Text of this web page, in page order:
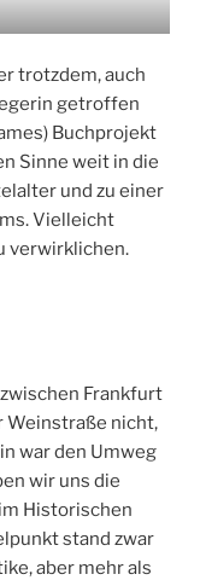
trotzdem, auch
getroffen
Buchprojekt
Sinne weit in die
und zu einer
Vielleicht
verwirklichen.
Frankfurt
Weinstraße nicht,
war den Umweg
wir uns die
im Historischen
stand zwar
aber mehr als